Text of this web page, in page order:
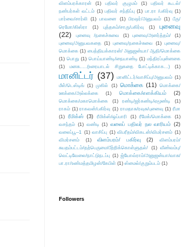
விளம்பரக்காரன்
(1) பதிவர் குழுமம் (1)
பதிவர் கூடல்/
நண்பர்கள் வட்டம் (1) பதிவர் சந்திப்பு (1) பா.ரா /பகிர்வு (1)
பார்வை/சார்லி
(1) பாவனை (1) பிரஷர்/அனுபவம் (1) பீரு/
ரெமோ/கிஸ்ரா
(1) புத்தகம்/சாரு/பகிர்வு (1)
புனைவு
(22)
புனைவு /நகைச்சுவை (1) புனைவு/அனர்த்தம்/
(1)
புனைவு/அனுபவகதை (1) புனைவு/நகைச்சுவை (1) புனைவு/
மொக்கை (1) பைத்தியக்காரன்/ அனுஜன்யா/ ஆதி/மொக்கை
(1) பொது (1) பொய்யாண்டி/நையாண்டி (1) மந்திரப்புன்னகை
(1)
மனசு.....(உரையாடல் சிறுகதை போட்டிக்காக...) (1)
மானிட்டர் (37) மானிட்டர்/வாசிப்பு/அனுபவம் (1)
மீள்/டெஸ்டிங் (1) முகில் (1) மொக்கை (11) மொக்கை/
ஊக்கை/அல்லக்கை
(1) மொக்கை/எளக்கியம் (2)
மொக்கை/மகாமொக்கை (1) ரண்டி/ஜர்கண்டி/ஏமூண்டி
(1)
ராகம் (1) ராகவன்/பகிர்வு (1) ராமதாசு/ரவுசு/புனைவு (1) ரீமா
(1)
ரீமிக்ஸ் (3) ரீமிக்ஸ்/ஒப்பாரி (1) ரீமேக்/மொக்கை
(1)
வசந்தம் (1) வண்டி (1) வலைப் பதிவர் நல வாரியம் (2)
வலைப்பூ--1 (1) வாசிப்பு (1) விபரீதம்/விகடன்/விமர்சனம் (1)
விமர்சனம்
(1) விளம்பரம்/ பகிர்வு (2)
விளம்பரம்/
சுயதம்பட்டம்/தற்பெருமை/பீற்றிக்கொள்ளுதல்/
(1) வீண்வம்பு/
வெட்டிவேலை/நாட்டுநடப்பு (1) ஜ்யோவ்ராம்/அனுஜன்யா/வாசு/
பா.ரா/உண்மத்தமிழன்/கேபிள் (1) ஸ்மைல்/குறும்படம் (1)
Followers